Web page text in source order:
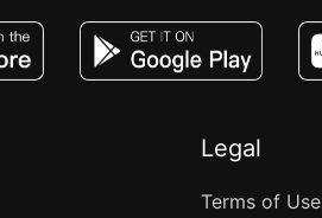
Legal
Terms of Use